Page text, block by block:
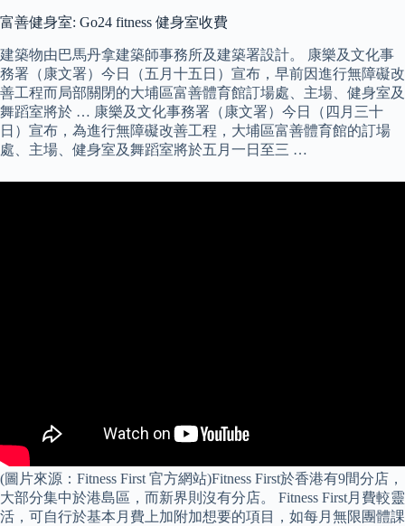
富善健身室: Go24 fitness 健身室收費
建築物由巴馬丹拿建築師事務所及建築署設計。 康樂及文化事
務署（康文署）今日（五月十五日）宣布，早前因進行無障礙改
善工程而局部關閉的大埔區富善體育館訂場處、主場、健身室及
舞蹈室將於 … 康樂及文化事務署（康文署）今日（四月三十
日）宣布，為進行無障礙改善工程，大埔區富善體育館的訂場
處、主場、健身室及舞蹈室將於五月一日至三 …
(圖片來源：Fitness First 官方網站)Fitness First於香港有9間分店，
大部分集中於港島區，而新界則沒有分店。 Fitness First月費較靈
活，可自行於基本月費上加附加想要的項目，如每月無限團體課